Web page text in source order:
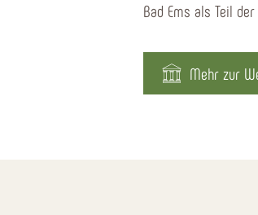
Bad Ems als Teil
Mehr zur